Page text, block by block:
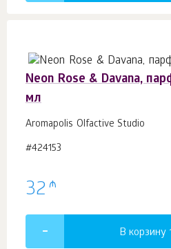
Neon Rose & Davana,
мл
Aromapolis Olfactive Studio
#424153
32 ₼
В корзину